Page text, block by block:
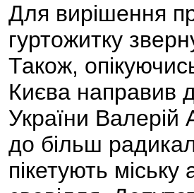
Для вирішення
гуртожитку
Також,
Києва направив
України
до більш
пікетують